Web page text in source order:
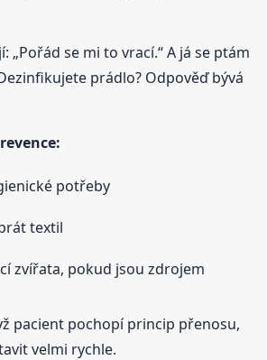
„Pořád se mi to vrací.“ A já se ptám
prádlo? Odpověď bývá
potřeby
textil
zvířata, pokud jsou zdrojem
pacient pochopí princip přenosu,
velmi rychle.